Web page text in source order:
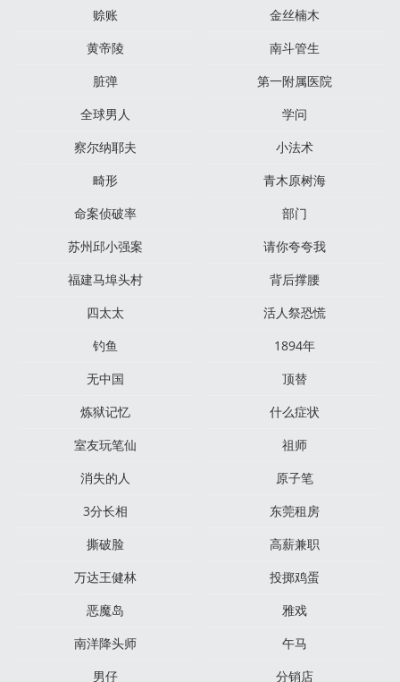
赊账
金丝楠木
黄帝陵
南斗管生
脏弹
第一附属医院
全球男人
学问
察尔纳耶夫
小法术
畸形
青木原树海
命案侦破率
部门
苏州邱小强案
请你夸夸我
福建马埠头村
背后撑腰
四太太
活人祭恐慌
钓鱼
1894年
无中国
顶替
炼狱记忆
什么症状
室友玩笔仙
祖师
消失的人
原子笔
3分长相
东莞租房
撕破脸
高薪兼职
万达王健林
投掷鸡蛋
恶魔岛
雅戏
南洋降头师
午马
男仔
分销店